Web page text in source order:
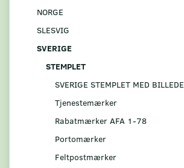
NORGE
SLESVIG
SVERIGE
STEMPLET
SVERIGE STEMPLET MED BILLEDE
Tjenestemærker
Rabatmærker AFA 1-78
Portomærker
Feltpostmærker